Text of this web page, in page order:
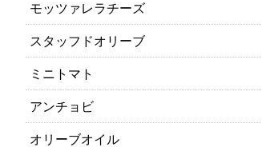
モッツァレラチーズ
スタッフドオリーブ
ミニトマト
アンチョビ
オリーブオイル